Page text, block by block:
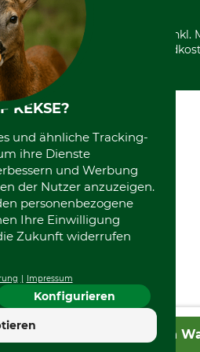
In den
Nachhaltigkeit
Entsorgung und Umwelt
Datenschutz Print
Über uns
Community
International
Kooperationen
Alle Preise in Euro und
KEKSE?
und ähnliche Tracking-
ihre Dienste
und Werbung
der Nutzer anzuzeigen.
personenbezogene
Ihre Einwilligung
Zukunft widerrufen
Impressum
Konfigurieren